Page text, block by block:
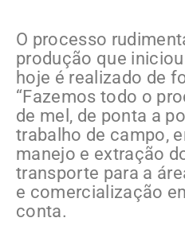
O processo
produção que
hoje é realizado de
“Fazemos todo o
de mel, de ponta a
trabalho de campo,
manejo e extração
transporte para a
e comercialização
conta.